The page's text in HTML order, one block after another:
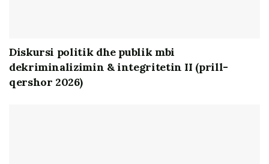
Diskursi politik dhe publik mbi
dekriminalizimin & integritetin II (prill-
qershor 2026)